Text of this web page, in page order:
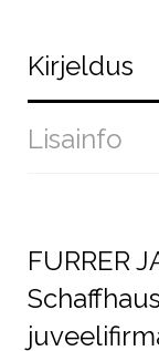
Kirjeldus
Lisainfo
FURRER